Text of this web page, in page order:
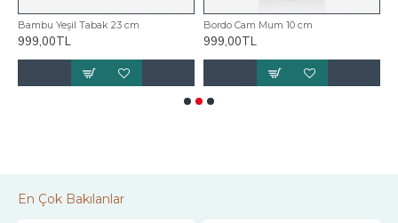
Bambu Yeşil Tabak 23 cm
999,00TL
Bordo Cam Mum 10 cm
999,00TL
En Çok Bakılanlar